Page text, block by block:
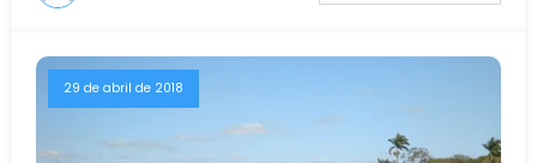
29 de abril de 2018